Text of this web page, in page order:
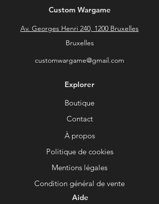
Custom Wargame
Av. Georges Henri 240, 1200 Bruxelles
Bruxelles
customwargame@gmail.com
Explorer
Boutique
Contact
À propos
Politique de cookies
Mentions légales
Condition général de vente
Aide